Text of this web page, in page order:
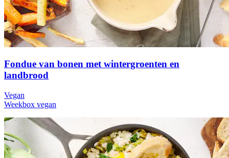
Fondue van bonen met wintergroenten en
landbrood
Vegan
Weekbox vegan